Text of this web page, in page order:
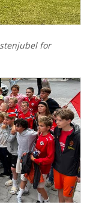
for